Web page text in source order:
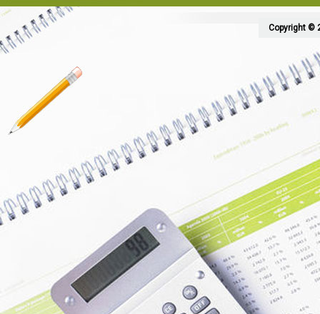
Copyright ©